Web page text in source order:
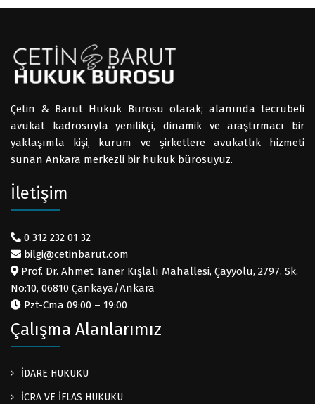
Çetin & Barut Hukuk Bürosu olarak; alanında tecrübeli
avukat kadrosuyla yenilikçi, dinamik ve araştırmacı bir
yaklaşımla kişi, kurum ve şirketlere avukatlık hizmeti
sunan Ankara merkezli bir hukuk bürosuyuz.
İletişim
0 312 232 01 32
bilgi@cetinbarut.com
Prof. Dr. Ahmet Taner Kışlalı Mahallesi, Çayyolu, 2797. Sk.
No:10, 06810 Çankaya/Ankara
Pzt-Cma 09:00 – 19:00
Çalışma Alanlarımız
İDARE HUKUKU
İCRA VE İFLAS HUKUKU